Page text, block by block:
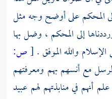
المحكم على أوضح وجه مثل
إلى المحكم ، وضل بها
والله الموفق . [ص:
مع أنسهم بهم ومعرفتهم
أنهم في منابذتهم لهم عبيد